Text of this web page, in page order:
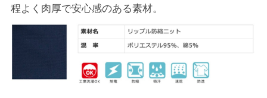
程よく肉厚で安心感のある素材。